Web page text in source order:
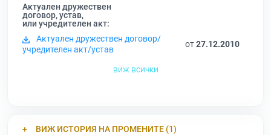
Актуален дружествен
договор, устав,
или учредителен акт:
Актуален дружествен договор/
учредителен акт/устав
от27.12.2010
виж всички
ВИЖ ИСТОРИЯ НА ПРОМЕНИТЕ (1)